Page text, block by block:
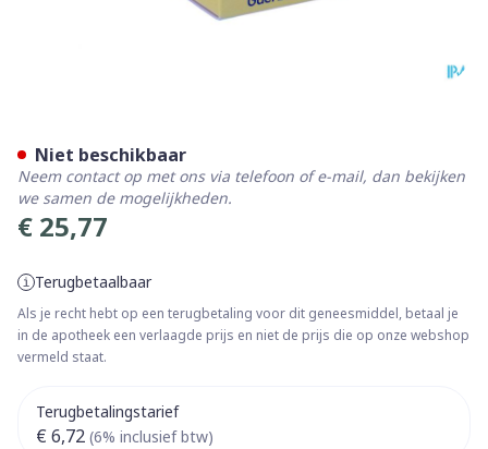
€ 25,77
Terugbetaalbaar
Als je recht hebt op een terugbetaling voor dit geneesmiddel, betaal je
in de apotheek een verlaagde prijs en niet de prijs die op onze webshop
vermeld staat.
Terugbetalingstarief
€ 6,72 (6% inclusief btw)
Niet beschikbaar
Neem contact op met ons via telefoon of e-mail, dan bekijken
we samen de mogelijkheden.